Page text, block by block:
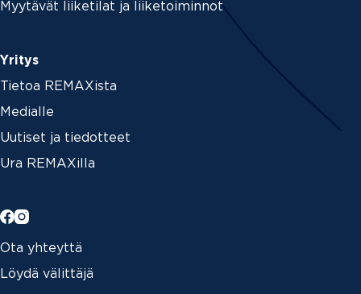
Myytävät liiketilat ja liiketoiminnot
Yritys
Tietoa REMAXista
Medialle
Uutiset ja tiedotteet
Ura REMAXilla
Ota yhteyttä
Löydä välittäjä